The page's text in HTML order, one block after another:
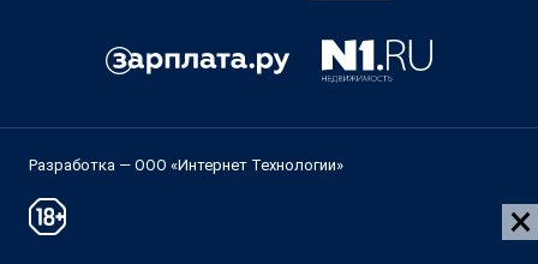
Разработка — ООО «Интернет Технологии»